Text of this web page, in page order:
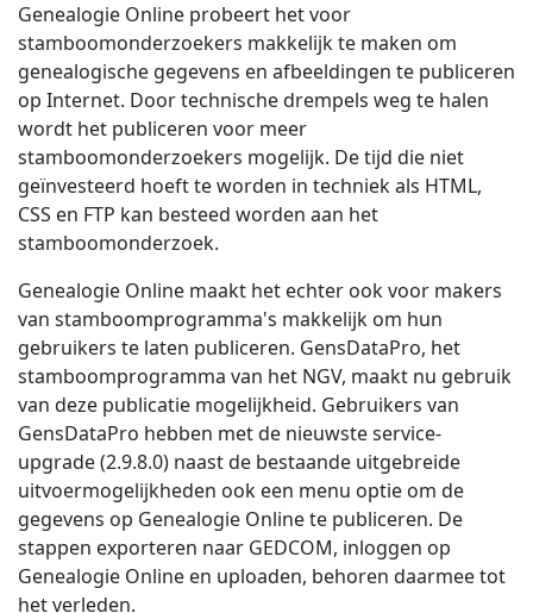
Genealogie Online probeert het voor
stamboomonderzoekers makkelijk te maken om
genealogische gegevens en afbeeldingen te publiceren
op Internet. Door technische drempels weg te halen
wordt het publiceren voor meer
stamboomonderzoekers mogelijk. De tijd die niet
geïnvesteerd hoeft te worden in techniek als HTML,
CSS en FTP kan besteed worden aan het
stamboomonderzoek.
Genealogie Online maakt het echter ook voor makers
van stamboomprogramma's makkelijk om hun
gebruikers te laten publiceren. GensDataPro, het
stamboomprogramma van het NGV, maakt nu gebruik
van deze publicatie mogelijkheid. Gebruikers van
GensDataPro hebben met de nieuwste service-
upgrade (2.9.8.0) naast de bestaande uitgebreide
uitvoermogelijkheden ook een menu optie om de
gegevens op Genealogie Online te publiceren. De
stappen exporteren naar GEDCOM, inloggen op
Genealogie Online en uploaden, behoren daarmee tot
het verleden.